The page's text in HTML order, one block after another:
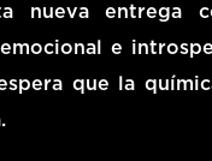
entrega
e
que la